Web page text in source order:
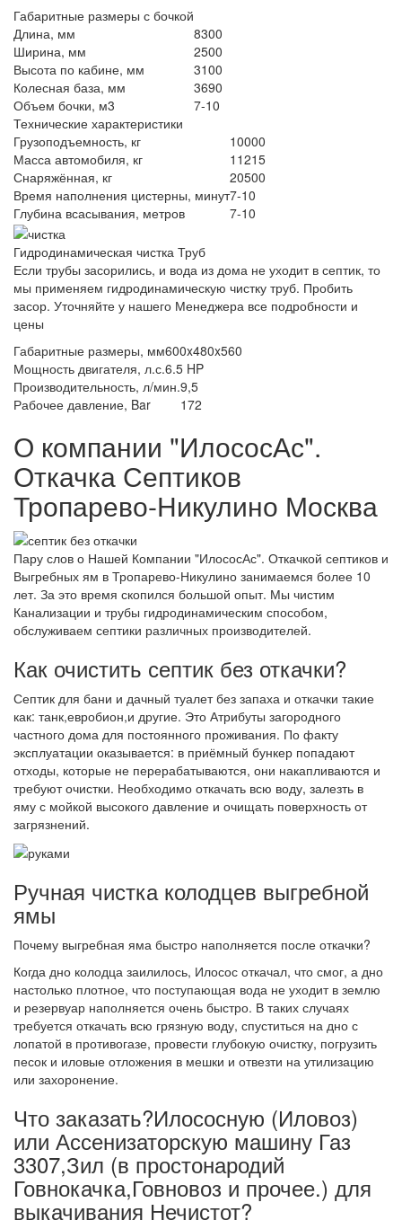
Габаритные размеры с бочкой
Длина, мм
8300
Ширина, мм
2500
Высота по кабине, мм
3100
Колесная база, мм
3690
Объем бочки, м3
7-10
Технические характеристики
Грузоподъемность, кг
10000
Масса автомобиля, кг
11215
Снаряжённая, кг
20500
Время наполнения цистерны, минут7-10
Глубина всасывания, метров
7-10
Гидродинамическая чистка Труб
Если трубы засорились, и вода из дома не уходит в септик, то
мы применяем гидродинамическую чистку труб. Пробить
засор. Уточняйте у нашего Менеджера все подробности и
цены
Габаритные размеры, мм600x480x560
Мощность двигателя, л.с.6.5 HP
Производительность, л/мин.9,5
Рабочее давление, Bar
172
О компании "ИлососАс".
Откачка Септиков
Тропарево-Никулино Москва
Пару слов о Нашей Компании "ИлососАс". Откачкой септиков и
Выгребных ям в Тропарево-Никулино занимаемся более 10
лет. За это время скопился большой опыт. Мы чистим
Канализации и трубы гидродинамическим способом,
обслуживаем септики различных производителей.
Как очистить септик без откачки?
Септик для бани и дачный туалет без запаха и откачки такие
как: танк,евробион,и другие. Это Атрибуты загородного
частного дома для постоянного проживания. По факту
эксплуатации оказывается: в приёмный бункер попадают
отходы, которые не перерабатываются, они накапливаются и
требуют очистки. Необходимо откачать всю воду, залезть в
яму с мойкой высокого давление и очищать поверхность от
загрязнений.
Ручная чистка колодцев выгребной
ямы
Почему выгребная яма быстро наполняется после откачки?
Когда дно колодца заилилось, Илосос откачал, что смог, а дно
настолько плотное, что поступающая вода не уходит в землю
и резервуар наполняется очень быстро. В таких случаях
требуется откачать всю грязную воду, спуститься на дно с
лопатой в противогазе, провести глубокую очистку, погрузить
песок и иловые отложения в мешки и отвезти на утилизацию
или захоронение.
Что заказать?Илососную (Иловоз)
или Ассенизаторскую машину Газ
3307,Зил (в простонародий
Говнокачка,Говновоз и прочее.) для
выкачивания Нечистот?